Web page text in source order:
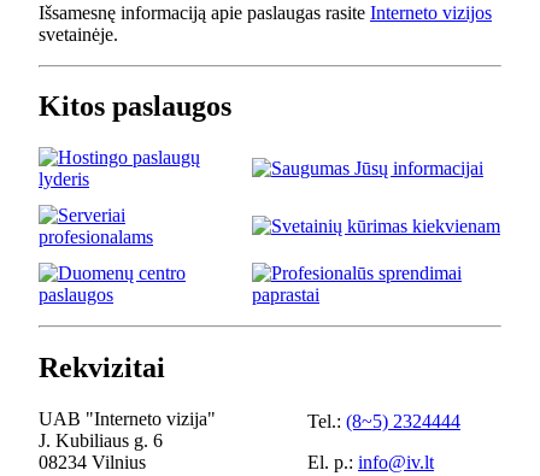
Išsamesnę informaciją apie paslaugas rasite Interneto vizijos
svetainėje.
Kitos paslaugos
Rekvizitai
UAB "Interneto vizija"
J. Kubiliaus g. 6
08234 Vilnius
Tel.: (8~5) 2324444
El. p.: info@iv.lt